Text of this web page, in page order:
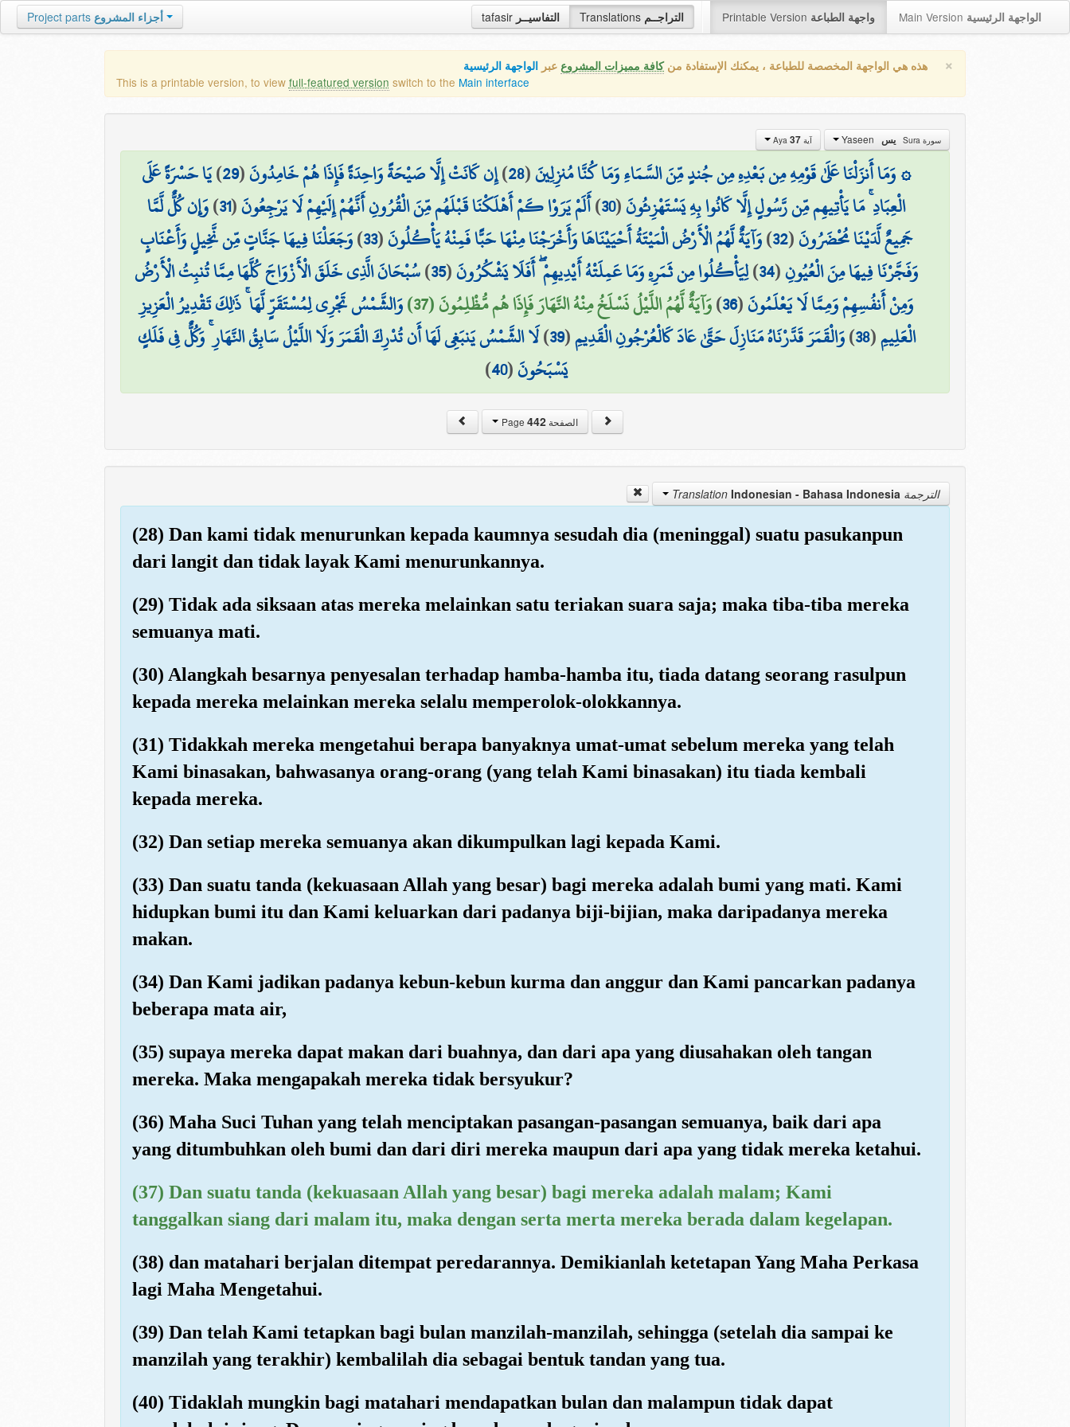
tafasir التفاسيــر Translations التراجــم Printable Version واجهة الطباعة Main Version الواجهة الرئيسية Project parts أجزاء المشروع
× هذه هي الواجهة المخصصة للطباعة ، يمكنك الإستفادة منكافة مميزات المشروع عبر الواجهة الرئيسية
This is a printable version, to view full-featured version switch to the Main interface
سورة Sura يس آية Aya 37
۞ وَمَا أَنزَلْنَا عَلَىٰ قَوْمِهِ مِن بَعْدِهِ مِن جُندٍ مِّنَ السَّمَاءِ وَمَا كُنَّا مُنزِلِينَ(
28
)إِن كَانَتْ إِلَّا صَيْحَةً وَاحِدَةً فَإِذَا هُمْ خَامِدُونَ(
29
)يَا حَسْرَةً عَلَى
الْعِبَادِ ۚ مَا يَأْتِيهِم مِّن رَّسُولٍ إِلَّا كَانُوا بِهِ يَسْتَهْزِئُونَ(
30
)أَلَمْ يَرَوْا كَمْ أَهْلَكْنَا قَبْلَهُم مِّنَ الْقُرُونِ أَنَّهُمْ إِلَيْهِمْ لَا يَرْجِعُونَ(
31
)وَإِن كُلٌّ لَّمَّا
جَمِيعٌ لَّدَيْنَا مُحْضَرُونَ(
32
)وَآيَةٌ لَّهُمُ الْأَرْضُ الْمَيْتَةُ أَحْيَيْنَاهَا وَأَخْرَجْنَا مِنْهَا حَبًّا فَمِنْهُ يَأْكُلُونَ(
33
)وَجَعَلْنَا فِيهَا جَنَّاتٍ مِّن نَّخِيلٍ وَأَعْنَابٍ
وَفَجَّرْنَا فِيهَا مِنَ الْعُيُونِ(
34
)لِيَأْكُلُوا مِن ثَمَرِهِ وَمَا عَمِلَتْهُ أَيْدِيهِمْ ۖ أَفَلَا يَشْكُرُونَ(
35
)سُبْحَانَ الَّذِي خَلَقَ الْأَزْوَاجَ كُلَّهَا مِمَّا تُنبِتُ الْأَرْضُ
وَمِنْ أَنفُسِهِمْ وَمِمَّا لَا يَعْلَمُونَ(
36
)وَآيَةٌ لَّهُمُ اللَّيْلُ نَسْلَخُ مِنْهُ النَّهَارَ فَإِذَا هُم مُّظْلِمُونَ (37)
وَالشَّمْسُ تَجْرِي لِمُسْتَقَرٍّ لَّهَا ۚ ذَٰلِكَ تَقْدِيرُ الْعَزِيزِ
الْعَلِيمِ(
38
)وَالْقَمَرَ قَدَّرْنَاهُ مَنَازِلَ حَتَّىٰ عَادَ كَالْعُرْجُونِ الْقَدِيمِ(
39
)لَا الشَّمْسُ يَنبَغِي لَهَا أَن تُدْرِكَ الْقَمَرَ وَلَا اللَّيْلُ سَابِقُ النَّهَارِ ۚ وَكُلٌّ فِي فَلَكٍ
يَسْبَحُونَ(
40
)
الصفحة Page442
الترجمة Translation Indonesian - Bahasa Indonesia
(28) Dan kami tidak menurunkan kepada kaumnya sesudah dia (meninggal) suatu pasukanpun
dari langit dan tidak layak Kami menurunkannya.
(29) Tidak ada siksaan atas mereka melainkan satu teriakan suara saja; maka tiba-tiba mereka
semuanya mati.
(30) Alangkah besarnya penyesalan terhadap hamba-hamba itu, tiada datang seorang rasulpun
kepada mereka melainkan mereka selalu memperolok-olokkannya.
(31) Tidakkah mereka mengetahui berapa banyaknya umat-umat sebelum mereka yang telah
Kami binasakan, bahwasanya orang-orang (yang telah Kami binasakan) itu tiada kembali
kepada mereka.
(32) Dan setiap mereka semuanya akan dikumpulkan lagi kepada Kami.
(33) Dan suatu tanda (kekuasaan Allah yang besar) bagi mereka adalah bumi yang mati. Kami
hidupkan bumi itu dan Kami keluarkan dari padanya biji-bijian, maka daripadanya mereka
makan.
(34) Dan Kami jadikan padanya kebun-kebun kurma dan anggur dan Kami pancarkan padanya
beberapa mata air,
(35) supaya mereka dapat makan dari buahnya, dan dari apa yang diusahakan oleh tangan
mereka. Maka mengapakah mereka tidak bersyukur?
(36) Maha Suci Tuhan yang telah menciptakan pasangan-pasangan semuanya, baik dari apa
yang ditumbuhkan oleh bumi dan dari diri mereka maupun dari apa yang tidak mereka ketahui.
(37) Dan suatu tanda (kekuasaan Allah yang besar) bagi mereka adalah malam; Kami
tanggalkan siang dari malam itu, maka dengan serta merta mereka berada dalam kegelapan.
(38) dan matahari berjalan ditempat peredarannya. Demikianlah ketetapan Yang Maha Perkasa
lagi Maha Mengetahui.
(39) Dan telah Kami tetapkan bagi bulan manzilah-manzilah, sehingga (setelah dia sampai ke
manzilah yang terakhir) kembalilah dia sebagai bentuk tandan yang tua.
(40) Tidaklah mungkin bagi matahari mendapatkan bulan dan malampun tidak dapat